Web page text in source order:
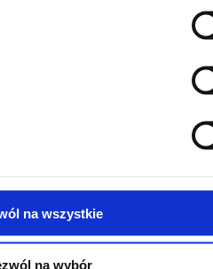
na wszystkie
na wybór
© All rights reserved